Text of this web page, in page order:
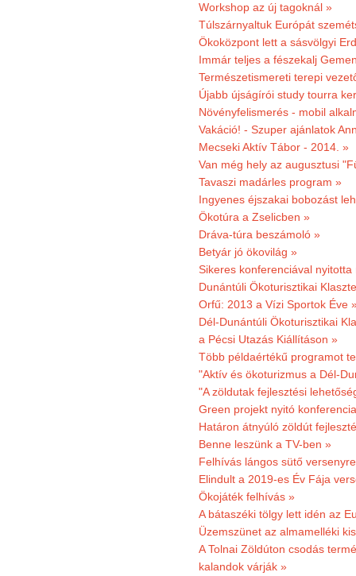
Workshop az új tagoknál »
Túlszárnyaltuk Európát
Ökoközpont lett a sásvölgyi
Immár teljes a fészekalj
Természetismereti terepi
Újabb újságírói study tourra
Növényfelismerés - mobil
Vakáció! - Szuper ajánlatok
Mecseki Aktív Tábor - 2014. »
Van még hely az augusztusi
Tavaszi madárles program »
Ingyenes éjszakai bobozást
Ökotúra a Zselicben »
Dráva-túra beszámoló »
Betyár jó ökovilág »
Sikeres konferenciával
Dunántúli Ökoturisztikai
Orfű: 2013 a Vízi Sportok Éve
Dél-Dunántúli Ökoturisztikai
a Pécsi Utazás Kiállításon »
Több példaértékű programot
"Aktív és ökoturizmus a Dél-
"A zöldutak fejlesztési
Green projekt nyitó
Határon átnyúló zöldút
Benne leszünk a TV-ben »
Felhívás lángos sütő
Elindult a 2019-es Év Fája
Ökojáték felhívás »
A bátaszéki tölgy lett idén az
Üzemszünet az almamelléki
A Tolnai Zöldúton csodás
kalandok várják »